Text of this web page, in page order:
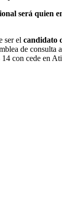
será quien
ser el candidato
de consulta
con cede en